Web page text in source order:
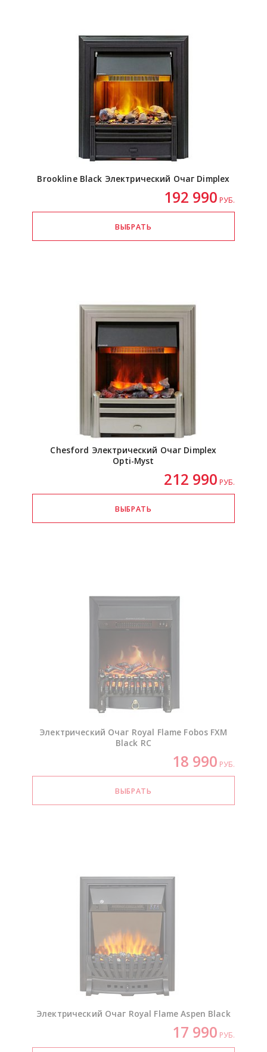
Brookline Black Электрический Очаг Dimplex
192 990 РУБ.
Chesford Электрический Очаг Dimplex
Opti-Myst
212 990 РУБ.
Электрический Очаг Royal Flame Fobos FXM
Black RC
18 990 РУБ.
Электрический Очаг Royal Flame Aspen Black
17 990 РУБ.